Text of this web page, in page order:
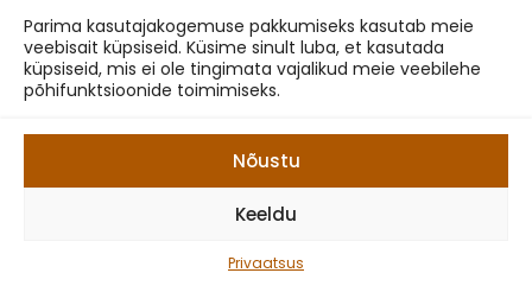
Parima kasutajakogemuse pakkumiseks kasutab meie
veebisait küpsiseid. Küsime sinult luba, et kasutada
küpsiseid, mis ei ole tingimata vajalikud meie veebilehe
põhifunktsioonide toimimiseks.
Nõustu
Keeldu
Privaatsus